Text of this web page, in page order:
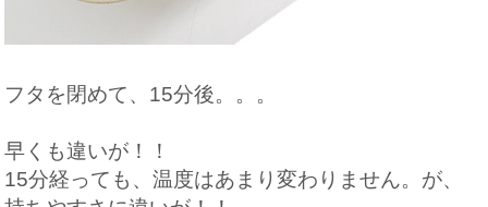
フタを閉めて、15分後。。。
早くも違いが！！
15分経っても、温度はあまり変わりません。が、